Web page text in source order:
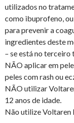
utilizados no
como ibuprofeno,
para prevenir a
ingredientes deste
– se está no
NÃO aplicar em
peles com rash ou
NÃO utilizar
12 anos de idade.
Não utilize Voltaren